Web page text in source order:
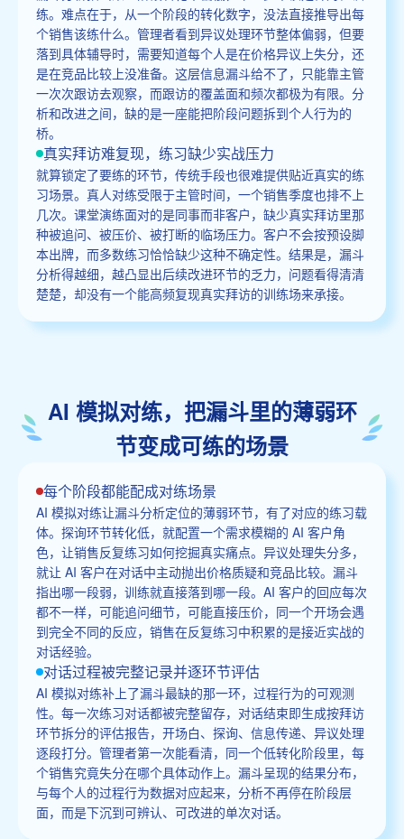
练。难点在于，从一个阶段的转化数字，没法直接推导出每
个销售该练什么。管理者看到异议处理环节整体偏弱，但要
落到具体辅导时，需要知道每个人是在价格异议上失分，还
是在竞品比较上没准备。这层信息漏斗给不了，只能靠主管
一次次跟访去观察，而跟访的覆盖面和频次都极为有限。分
析和改进之间，缺的是一座能把阶段问题拆到个人行为的
桥。
真实拜访难复现，练习缺少实战压力
就算锁定了要练的环节，传统手段也很难提供贴近真实的练
习场景。真人对练受限于主管时间，一个销售季度也排不上
几次。课堂演练面对的是同事而非客户，缺少真实拜访里那
种被追问、被压价、被打断的临场压力。客户不会按预设脚
本出牌，而多数练习恰恰缺少这种不确定性。结果是，漏斗
分析得越细，越凸显出后续改进环节的乏力，问题看得清清
楚楚，却没有一个能高频复现真实拜访的训练场来承接。
AI 模拟对练，把漏斗里的薄弱环
节变成可练的场景
每个阶段都能配成对练场景
AI 模拟对练让漏斗分析定位的薄弱环节，有了对应的练习载
体。探询环节转化低，就配置一个需求模糊的 AI 客户角
色，让销售反复练习如何挖掘真实痛点。异议处理失分多，
就让 AI 客户在对话中主动抛出价格质疑和竞品比较。漏斗
指出哪一段弱，训练就直接落到哪一段。AI 客户的回应每次
都不一样，可能追问细节，可能直接压价，同一个开场会遇
到完全不同的反应，销售在反复练习中积累的是接近实战的
对话经验。
对话过程被完整记录并逐环节评估
AI 模拟对练补上了漏斗最缺的那一环，过程行为的可观测
性。每一次练习对话都被完整留存，对话结束即生成按拜访
环节拆分的评估报告，开场白、探询、信息传递、异议处理
逐段打分。管理者第一次能看清，同一个低转化阶段里，每
个销售究竟失分在哪个具体动作上。漏斗呈现的结果分布，
与每个人的过程行为数据对应起来，分析不再停在阶段层
面，而是下沉到可辨认、可改进的单次对话。